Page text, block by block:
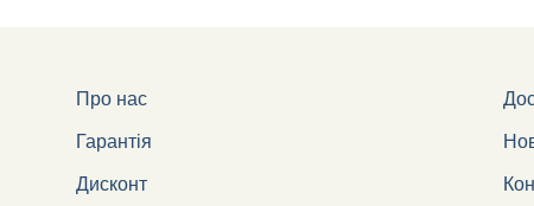
Про нас
Гарантія
Дисконт